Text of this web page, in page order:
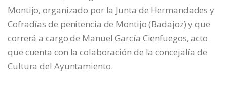
Montijo, organizado por la Junta de Hermandades y
Cofradías de penitencia de Montijo (Badajoz) y que
correrá a cargo de Manuel García Cienfuegos, acto
que cuenta con la colaboración de la concejalía de
Cultura del Ayuntamiento.